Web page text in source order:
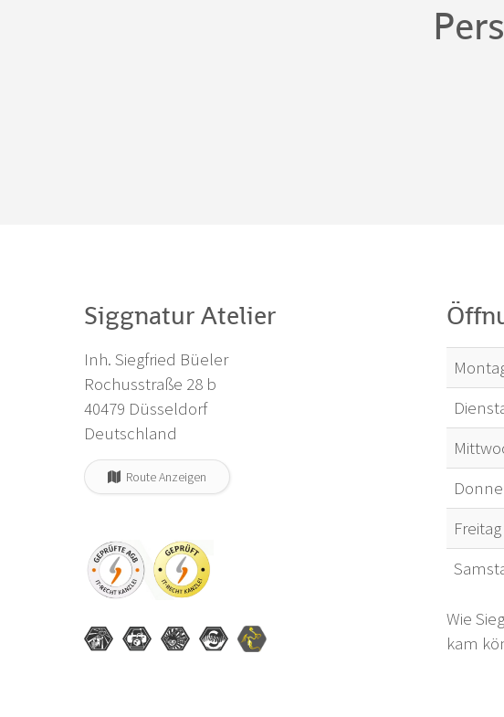
Siggnatur Atelier
Inh. Siegfried Büeler
Rochusstraße 28 b
40479 Düsseldorf
Deutschland
Route Anzeigen
Freitag
Wie
kam